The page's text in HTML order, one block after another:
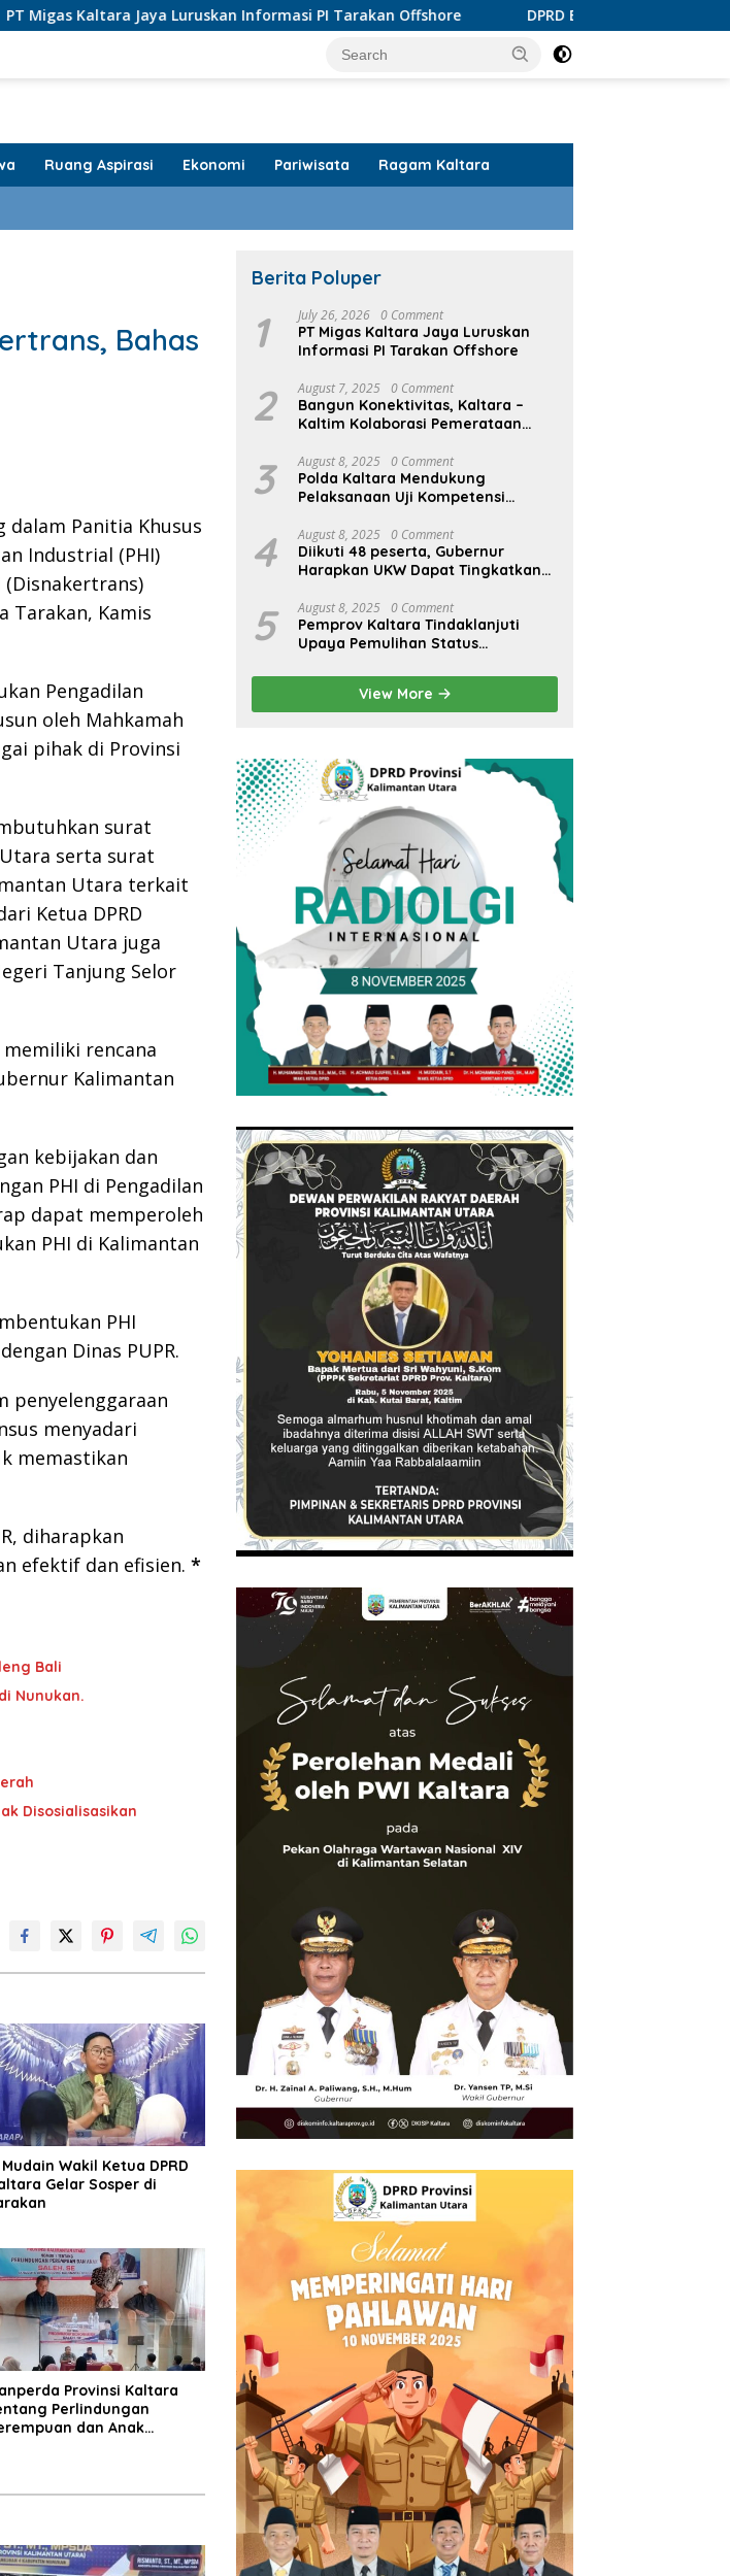
Luruskan Informasi PI Tarakan Offshore DPRD Bulungan Apresiasi Produk AMDK
Ruang Aspirasi Ekonomi Pariwisata Ragam Kaltara
Bahas
dalam Panitia Khusus
Industrial (PHI)
(Disnakertrans)
Tarakan, Kamis
Pengadilan
oleh Mahkamah
pihak di Provinsi
surat
serta surat
Utara terkait
Ketua DPRD
Utara juga
Tanjung Selor
rencana
Kalimantan
kebijakan dan
PHI di Pengadilan
dapat memperoleh
PHI di Kalimantan
PHI
Dinas PUPR.
penyelenggaraan
menyadari
memastikan
diharapkan
efektif dan efisien. *
Bali
Nunukan.
Disosialisasikan
Mudain Wakil Ketua DPRD
Gelar Sosper di
Provinsi Kaltara
Perlindungan
dan Anak
Berita Poluper
1 July 26, 2026 0 Comment
PT Migas Kaltara Jaya Luruskan
Informasi PI Tarakan Offshore
2 August 7, 2025 0 Comment
Bangun Konektivitas, Kaltara –
Kaltim Kolaborasi Pemerataan
3 August 8, 2025 0 Comment
Polda Kaltara Mendukung
Pelaksanaan Uji Kompetensi
4 August 8, 2025 0 Comment
Diikuti 48 peserta, Gubernur
Harapkan UKW Dapat Tingkatkan
5 August 8, 2025 0 Comment
Pemprov Kaltara Tindaklanjuti
Upaya Pemulihan Status
Tarakan
View More